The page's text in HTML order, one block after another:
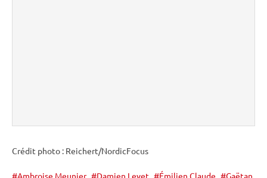
Crédit photo : Reichert/NordicFocus
Ambroise Meunier Damien Levet Émilien Claude Gaëtan